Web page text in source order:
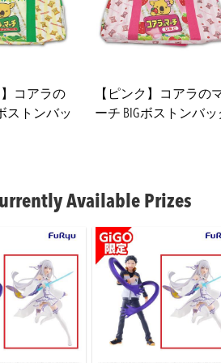
】コアラの
ストンバッ
【ピンク】コアラの
ーチ BIGボストンバッ
Available Prizes